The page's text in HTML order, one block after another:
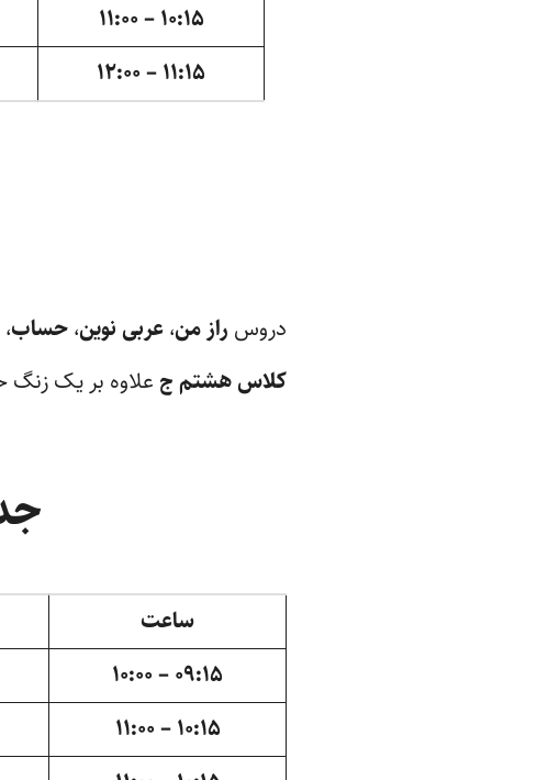
۱۰:۱۵ – ۱۱:۰۰
۱۱:۱۵ – ۱۲:۰۰
دروس راز من،عربی نوین،حساب،
کلاس هشتم ج علاوه بر یک
ساعت
۰۹:۱۵ – ۱۰:۰۰
۱۰:۱۵ – ۱۱:۰۰